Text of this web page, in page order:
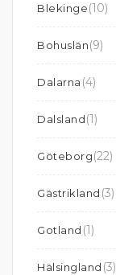
Blekinge(10)
Bohuslän(9)
Dalarna (4)
Dalsland(1)
Göteborg(22)
Gästrikland (3)
Gotland (1)
Hälsingland (3)